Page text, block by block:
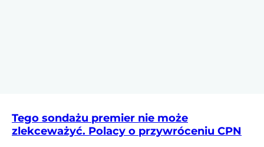
Tego sondażu premier nie może
zlekceważyć. Polacy o przywróceniu CPN